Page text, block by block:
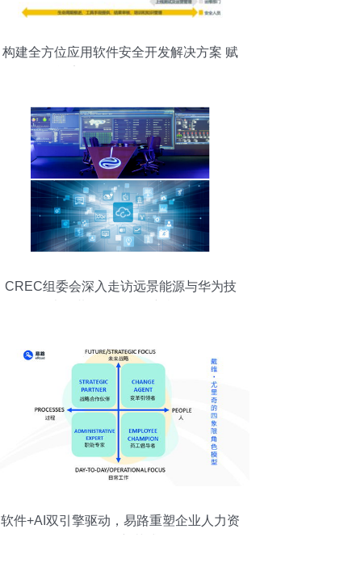
构建全方位应用软件安全开发解决方案 赋
CREC组委会深入走访远景能源与华为技
软件+AI双引擎驱动，易路重塑企业人力资